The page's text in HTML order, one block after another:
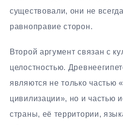
существовали, они не
равноправие сторон.
Второй аргумент связан с
целостностью.
являются не только частью
цивилизации», но и частью
страны, её территории,